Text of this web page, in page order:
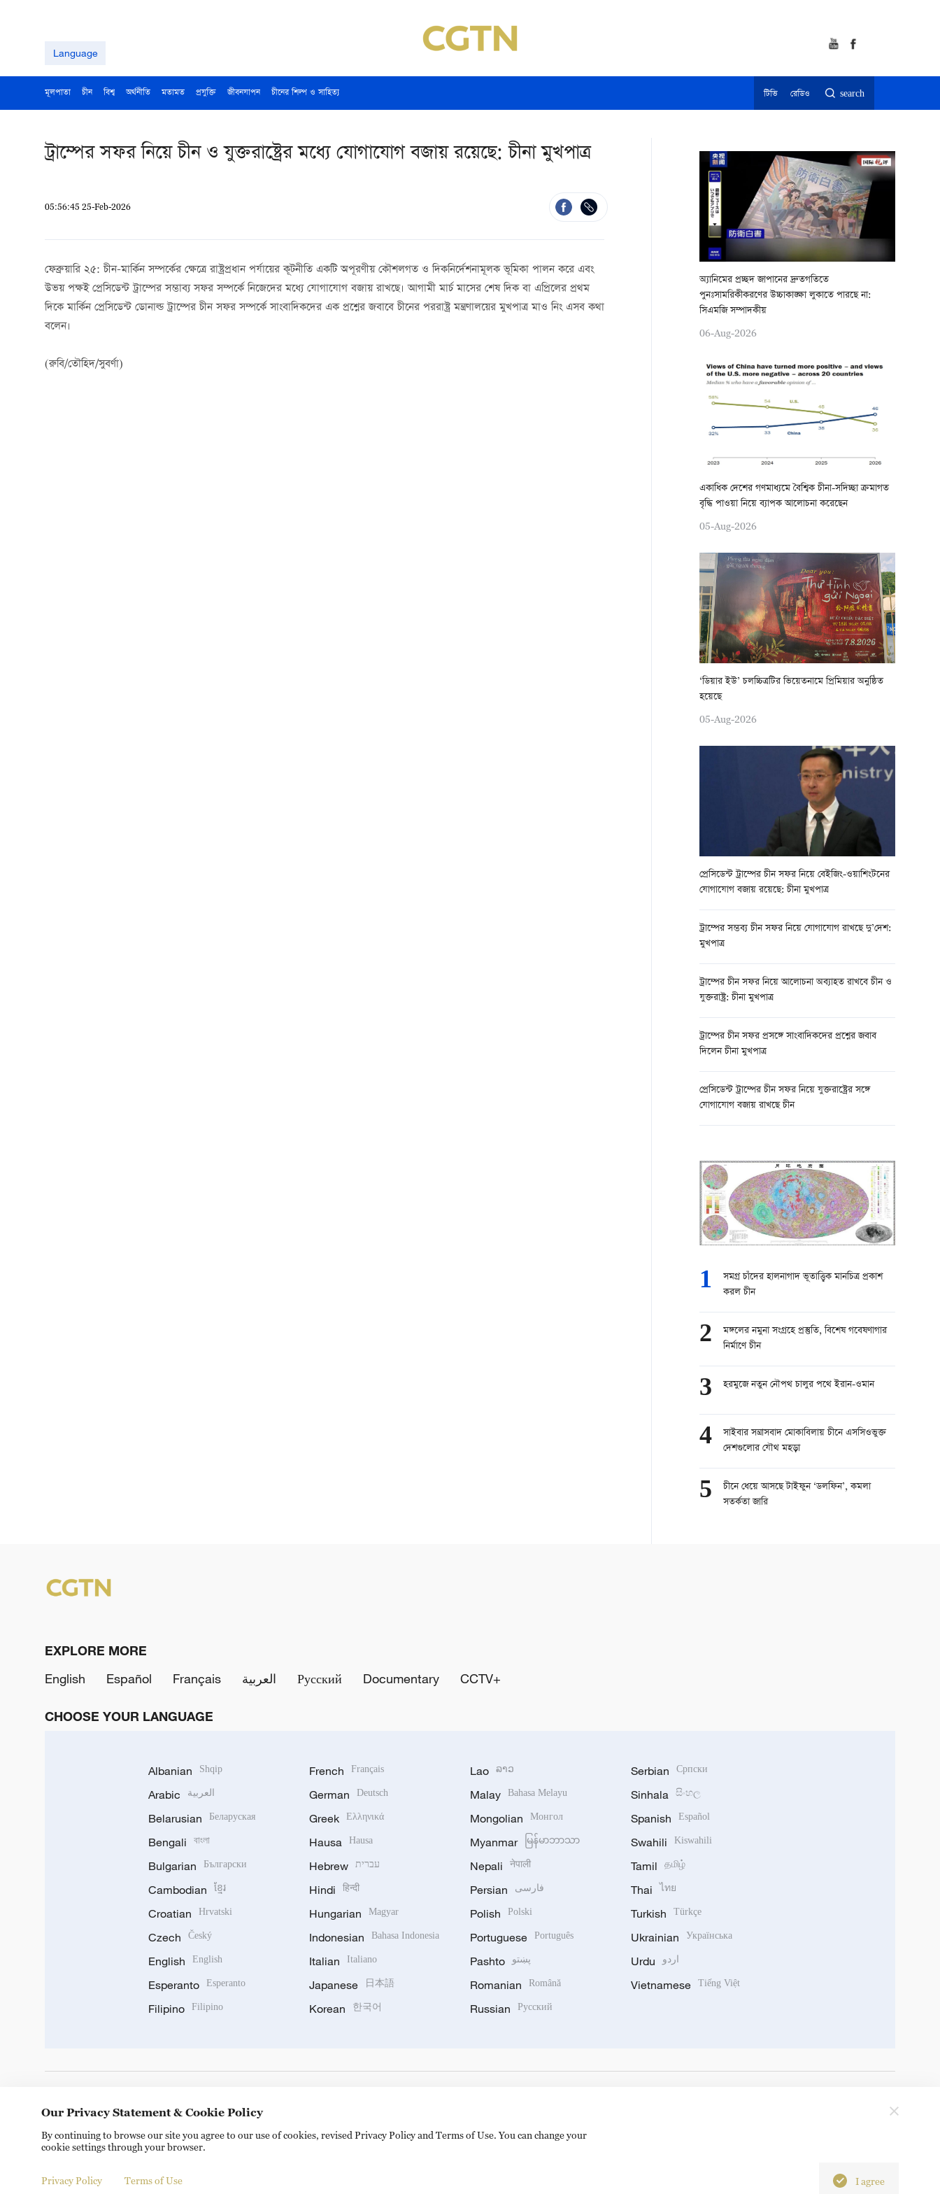
Language
মূলপাতা চীন বিশ্ব অর্থনীতি মতামত প্রযুক্তি জীবনযাপন চীনের শিল্প ও সাহিত্য টিভি রেডিও search
ট্রাম্পের সফর নিয়ে চীন ও যুক্তরাষ্ট্রের মধ্যে যোগাযোগ বজায় রয়েছে: চীনা মুখপাত্র
05:56:45 25-Feb-2026
ফেব্রুয়ারি ২৫: চীন-মার্কিন সম্পর্কের ক্ষেত্রে রাষ্ট্রপ্রধান পর্যায়ের কূটনীতি একটি অপূরণীয় কৌশলগত ও দিকনির্দেশনামূলক ভূমিকা পালন করে এবং
উভয় পক্ষই প্রেসিডেন্ট ট্রাম্পের সম্ভাব্য সফর সম্পর্কে নিজেদের মধ্যে যোগাযোগ বজায় রাখছে। আগামী মার্চ মাসের শেষ দিক বা এপ্রিলের প্রথম
দিকে মার্কিন প্রেসিডেন্ট ডোনাল্ড ট্রাম্পের চীন সফর সম্পর্কে সাংবাদিকদের এক প্রশ্নের জবাবে চীনের পররাষ্ট্র মন্ত্রণালয়ের মুখপাত্র মাও নিং এসব কথা
বলেন।
(রুবি/তৌহিদ/সুবর্ণা)
অ্যানিমের প্রচ্ছদ জাপানের দ্রুতগতিতে
পুনঃসামরিকীকরণের উচ্চাকাঙ্ক্ষা লুকাতে পারছে না:
সিএমজি সম্পাদকীয়
06-Aug-2026
একাধিক দেশের গণমাধ্যমে বৈশ্বিক চীনা-সদিচ্ছা ক্রমাগত
বৃদ্ধি পাওয়া নিয়ে ব্যাপক আলোচনা করেছেন
05-Aug-2026
‘ডিয়ার ইউ’ চলচ্চিত্রটির ভিয়েতনামে প্রিমিয়ার অনুষ্ঠিত
হয়েছে
05-Aug-2026
প্রেসিডেন্ট ট্রাম্পের চীন সফর নিয়ে বেইজিং-ওয়াশিংটনের
যোগাযোগ বজায় রয়েছে: চীনা মুখপাত্র
ট্রাম্পের সম্ভব্য চীন সফর নিয়ে যোগাযোগ রাখছে দু’দেশ:
মুখপাত্র
ট্রাম্পের চীন সফর নিয়ে আলোচনা অব্যাহত রাখবে চীন ও
যুক্তরাষ্ট্র: চীনা মুখপাত্র
ট্রাম্পের চীন সফর প্রসঙ্গে সাংবাদিকদের প্রশ্নের জবাব
দিলেন চীনা মুখপাত্র
প্রেসিডেন্ট ট্রাম্পের চীন সফর নিয়ে যুক্তরাষ্ট্রের সঙ্গে
যোগাযোগ বজায় রাখছে চীন
1
সমগ্র চাঁদের হালনাগাদ ভূতাত্ত্বিক মানচিত্র প্রকাশ
করল চীন
2
মঙ্গলের নমুনা সংগ্রহে প্রস্তুতি, বিশেষ গবেষণাগার
নির্মাণে চীন
3 হরমুজে নতুন নৌপথ চালুর পথে ইরান-ওমান
4
সাইবার সন্ত্রাসবাদ মোকাবিলায় চীনে এসসিওভুক্ত
দেশগুলোর যৌথ মহড়া
5
চীনে ধেয়ে আসছে টাইফুন ‘ডলফিন’, কমলা
সতর্কতা জারি
EXPLORE MORE
English
Español Français العربية Русский Documentary CCTV+
CHOOSE YOUR LANGUAGE
Albanian Shqip
Arabic العربية
Belarusian Беларуская
Bengali বাংলা
Bulgarian Български
Cambodian ខ្មែរ
Croatian Hrvatski
Czech Český
English English
Esperanto Esperanto
Filipino Filipino
French Français
German Deutsch
Greek Ελληνικά
Hausa Hausa
Hebrew עברית
Hindi हिन्दी
Hungarian Magyar
Indonesian Bahasa Indonesia
Italian Italiano
Japanese 日本語
Korean 한국어
Lao ລາວ
Malay Bahasa Melayu
Mongolian Монгол
Myanmar မြန်မာဘာသာ
Nepali नेपाली
Persian فارسی
Polish Polski
Portuguese Português
Pashto پښتو
Romanian Română
Russian Русский
Serbian Српски
Sinhala සිංහල
Spanish Español
Swahili Kiswahili
Tamil தமிழ்
Thai ไทย
Turkish Türkçe
Ukrainian Українська
Urdu اردو
Vietnamese Tiếng Việt
Copyright © 2024 CGTN. 京ICP备20000184号
Our Privacy Statement & Cookie Policy
By continuing to browse our site you agree to our use of cookies, revised Privacy Policy and Terms of Use. You can change your
cookie settings through your browser.
Privacy Policy Terms of Use I agree